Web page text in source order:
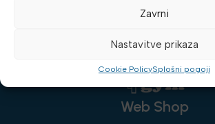
Zavrni
Nastavitve prikaza
Cookie PolicySplošni pogoji
Web Shop